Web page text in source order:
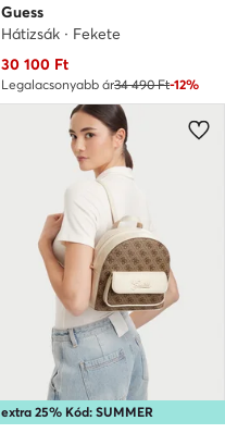
Guess
Hátizsák · Fekete
Aktuális ár
30 100 Ft
Legalacsonyabb ár34 490 Ft-12%
extra 25% Kód: SUMMER